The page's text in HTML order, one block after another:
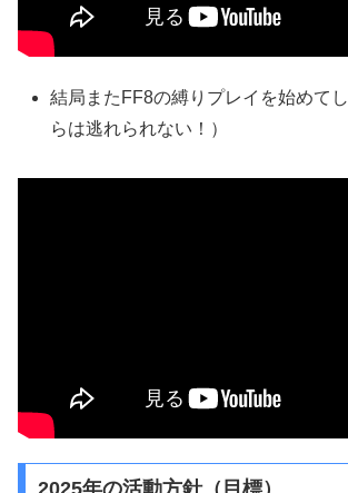
結局またFF8の縛りプレイを始めて
らは逃れられない！）
2025年の活動方針（目標）